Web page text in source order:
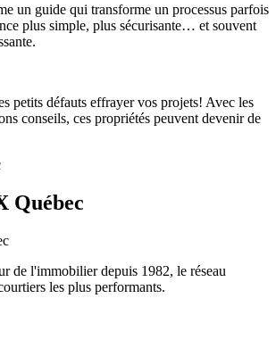
un guide qui transforme un processus parfois
plus simple, plus sécurisante… et souvent
petits défauts effrayer vos projets! Avec les
conseils, ces propriétés peuvent devenir de
Québec
de l'immobilier depuis 1982, le réseau
les plus performants.